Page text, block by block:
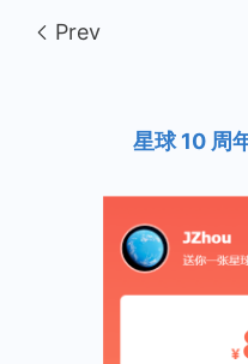
Prev
星球 10 周